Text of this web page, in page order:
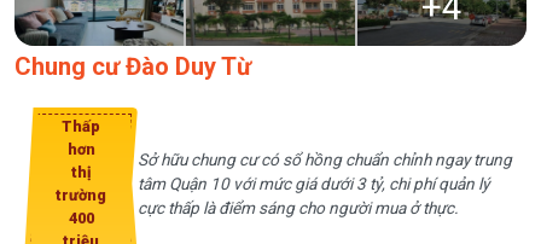
Chung cư Đào Duy Từ
Thấp
hơn
thị
trường
400
Sở hữu chung cư có sổ hồng chuẩn chỉnh ngay trung
tâm Quận 10 với mức giá dưới 3 tỷ, chi phí quản lý
cực thấp là điểm sáng cho người mua ở thực.